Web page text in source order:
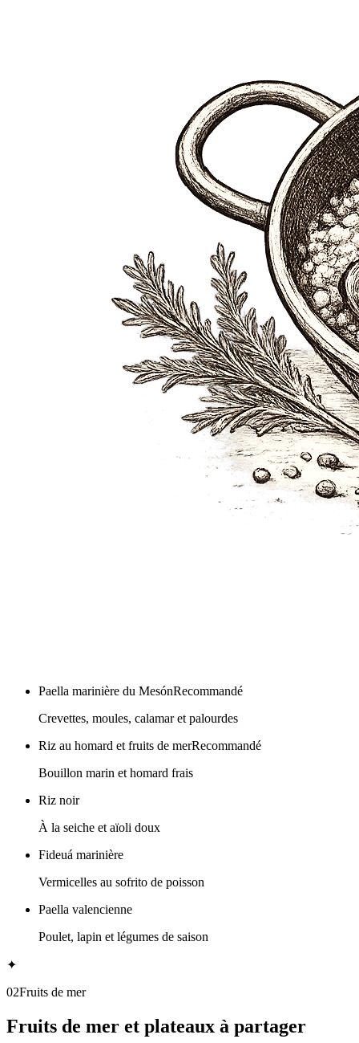
Paella marinière du MesónRecommandé
Crevettes, moules, calamar et palourdes
Riz au homard et fruits de merRecommandé
Bouillon marin et homard frais
Riz noir
À la seiche et aïoli doux
Fideuá marinière
Vermicelles au sofrito de poisson
Paella valencienne
Poulet, lapin et légumes de saison
✦
02Fruits de mer
Fruits de mer et plateaux à partager